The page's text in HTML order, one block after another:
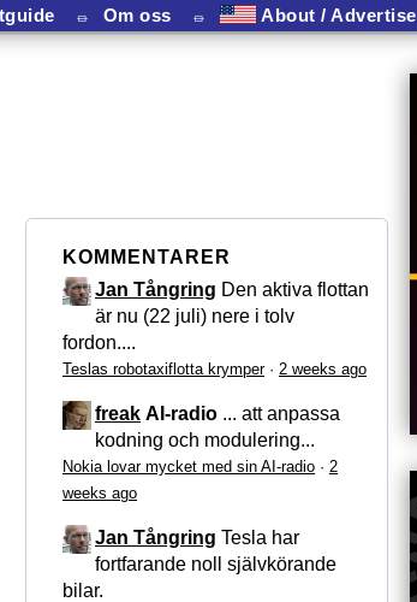
⏛ Om oss ⏛ About / Advertise
KOMMENTARER
Jan Tångring Den aktiva flottan
är nu (22 juli) nere i tolv
fordon....
Teslas robotaxiflotta krymper· 2 weeks ago
freak AI-radio ... att anpassa
kodning och modulering...
Nokia lovar mycket med sin AI-radio · 2
weeks ago
Jan Tångring Tesla har
fortfarande noll självkörande
bilar.